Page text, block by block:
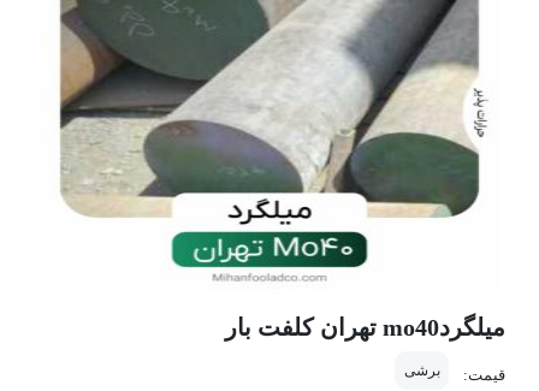
میلگردmo40 تهران کلفت بار
قیمت: برشی